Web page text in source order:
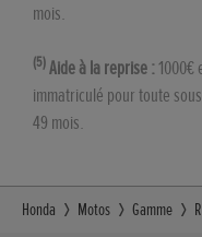
mois.
(5)Aide à la reprise :1000€
immatriculé pour toute
49 mois.
Honda Motos Gamme